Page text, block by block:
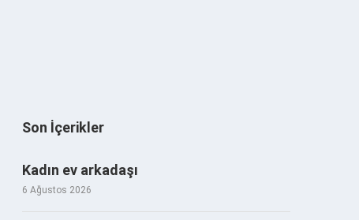
Son İçerikler
Kadın ev arkadaşı
6 Ağustos 2026